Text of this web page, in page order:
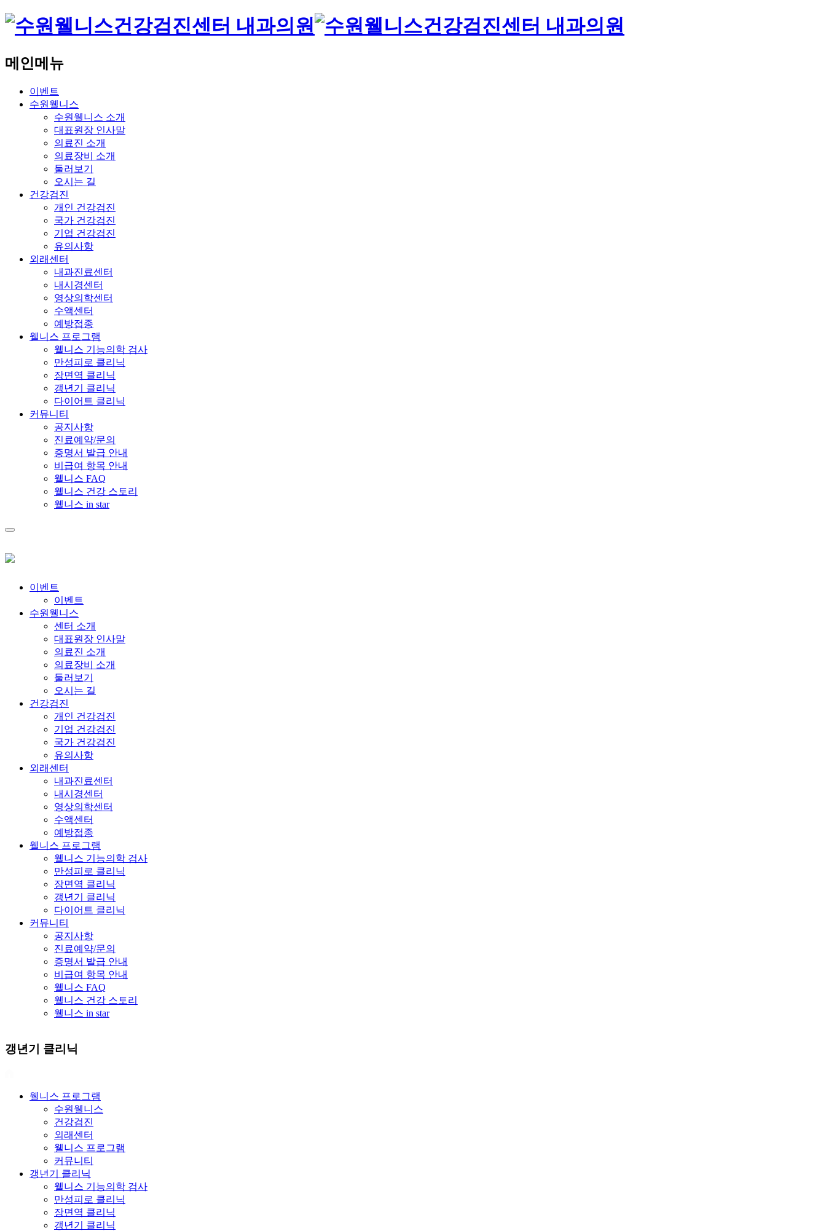
메인메뉴
이벤트
수원웰니스
수원웰니스 소개
대표원장 인사말
의료진 소개
의료장비 소개
둘러보기
오시는 길
건강검진
개인 건강검진
국가 건강검진
기업 건강검진
유의사항
외래센터
내과진료센터
내시경센터
영상의학센터
수액센터
예방접종
웰니스 프로그램
웰니스 기능의학 검사
만성피로 클리닉
장면역 클리닉
갱년기 클리닉
다이어트 클리닉
커뮤니티
공지사항
진료예약/문의
증명서 발급 안내
비급여 항목 안내
웰니스 FAQ
웰니스 건강 스토리
웰니스 in star
이벤트
이벤트
수원웰니스
센터 소개
대표원장 인사말
의료진 소개
의료장비 소개
둘러보기
오시는 길
건강검진
개인 건강검진
기업 건강검진
국가 건강검진
유의사항
외래센터
내과진료센터
내시경센터
영상의학센터
수액센터
예방접종
웰니스 프로그램
웰니스 기능의학 검사
만성피로 클리닉
장면역 클리닉
갱년기 클리닉
다이어트 클리닉
커뮤니티
공지사항
진료예약/문의
증명서 발급 안내
비급여 항목 안내
웰니스 FAQ
웰니스 건강 스토리
웰니스 in star
갱년기 클리닉
웰니스 프로그램
수원웰니스
건강검진
외래센터
웰니스 프로그램
커뮤니티
갱년기 클리닉
웰니스 기능의학 검사
만성피로 클리닉
장면역 클리닉
갱년기 클리닉